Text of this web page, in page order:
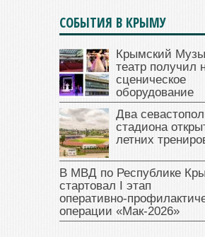
СОБЫТИЯ В КРЫМУ
Крымский
театр получил
сценическое
оборудование
Два
стадиона
летних
В МВД по Республике
стартовал I этап
операции «Мак‑2026»